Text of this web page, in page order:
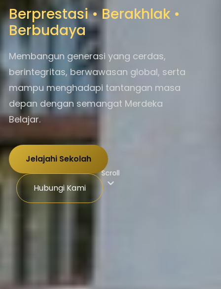
Berprestasi • Berakhlak •
Berbudaya
Membangun generasi yang cerdas,
berintegritas, berwawasan global, serta
mampu menghadapi tantangan masa
depan dengan semangat Merdeka
Belajar.
Jelajahi Sekolah
Hubungi Kami
Scroll